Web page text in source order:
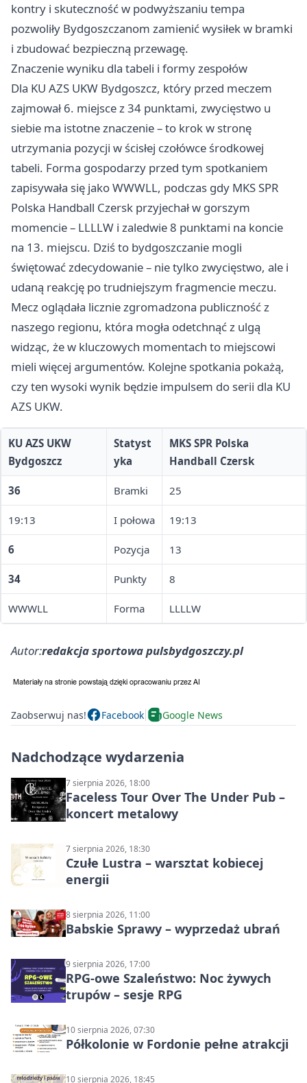
kontry i skuteczność w podwyższaniu tempa
pozwoliły Bydgoszczanom zamienić wysiłek w bramki
i zbudować bezpieczną przewagę.
Znaczenie wyniku dla tabeli i formy zespołów
Dla KU AZS UKW Bydgoszcz, który przed meczem
zajmował 6. miejsce z 34 punktami, zwycięstwo u
siebie ma istotne znaczenie – to krok w stronę
utrzymania pozycji w ścisłej czołówce środkowej
tabeli. Forma gospodarzy przed tym spotkaniem
zapisywała się jako WWWLL, podczas gdy MKS SPR
Polska Handball Czersk przyjechał w gorszym
momencie – LLLLW i zaledwie 8 punktami na koncie
na 13. miejscu. Dziś to bydgoszczanie mogli
świętować zdecydowanie – nie tylko zwycięstwo, ale i
udaną reakcję po trudniejszym fragmencie meczu.
Mecz oglądała licznie zgromadzona publiczność z
naszego regionu, która mogła odetchnąć z ulgą
widząc, że w kluczowych momentach to miejscowi
mieli więcej argumentów. Kolejne spotkania pokażą,
czy ten wysoki wynik będzie impulsem do serii dla KU
AZS UKW.
KU AZS UKW
Bydgoszcz
Statyst
yka
MKS SPR Polska
Handball Czersk
36 Bramki 25
19:13 I połowa 19:13
6 Pozycja 13
34 Punkty 8
WWWLL Forma LLLLW
Autor:redakcja sportowa pulsbydgoszczy.pl
Zaobserwuj nas! Facebook Google News
Nadchodzące wydarzenia
7 sierpnia 2026, 18:00
Faceless Tour Over The Under Pub –
koncert metalowy
7 sierpnia 2026, 18:30
Czułe Lustra – warsztat kobiecej
energii
8 sierpnia 2026, 11:00
Babskie Sprawy – wyprzedaż ubrań
9 sierpnia 2026, 17:00
RPG-owe Szaleństwo: Noc żywych
trupów – sesje RPG
10 sierpnia 2026, 07:30
Półkolonie w Fordonie pełne atrakcji
10 sierpnia 2026, 18:45